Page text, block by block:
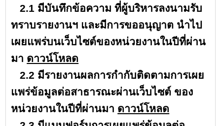
2.1 มีบันทึกข้อความ ที่ผู้บริหารลงนามรับ
ทราบรายงานฯ และมีการขออนุญาต นำไป
เผยแพร่บนเว็บไซต์ของหน่วยงานในปีที่ผ่าน
มา ดาวน์โหลด
2.2 มีรายงานผลการกำกับติดตามการเผย
แพร่ข้อมูลต่อสาธารณะผ่านเว็บไซต์ ของ
หน่วยงานในปีที่ผ่านมา ดาวน์โหลด